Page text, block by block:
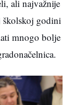
ali najvažnije
školskoj godini
mnogo bolje